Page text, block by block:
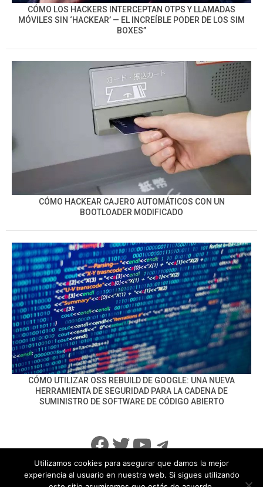
CÓMO LOS HACKERS INTERCEPTAN OTPS Y LLAMADAS
MÓVILES SIN ‘HACKEAR’ — EL INCREÍBLE PODER DE LOS SIM
BOXES”
CÓMO HACKEAR CAJERO AUTOMÁTICOS CON UN
BOOTLOADER MODIFICADO
CÓMO UTILIZAR OSS REBUILD DE GOOGLE: UNA NUEVA
HERRAMIENTA DE SEGURIDAD PARA LA CADENA DE
SUMINISTRO DE SOFTWARE DE CÓDIGO ABIERTO
Facebook
Twitter
YouTube
Telegram
Utilizamos cookies para asegurar que damos la mejor
experiencia al usuario en nuestra web. Si sigues utilizando